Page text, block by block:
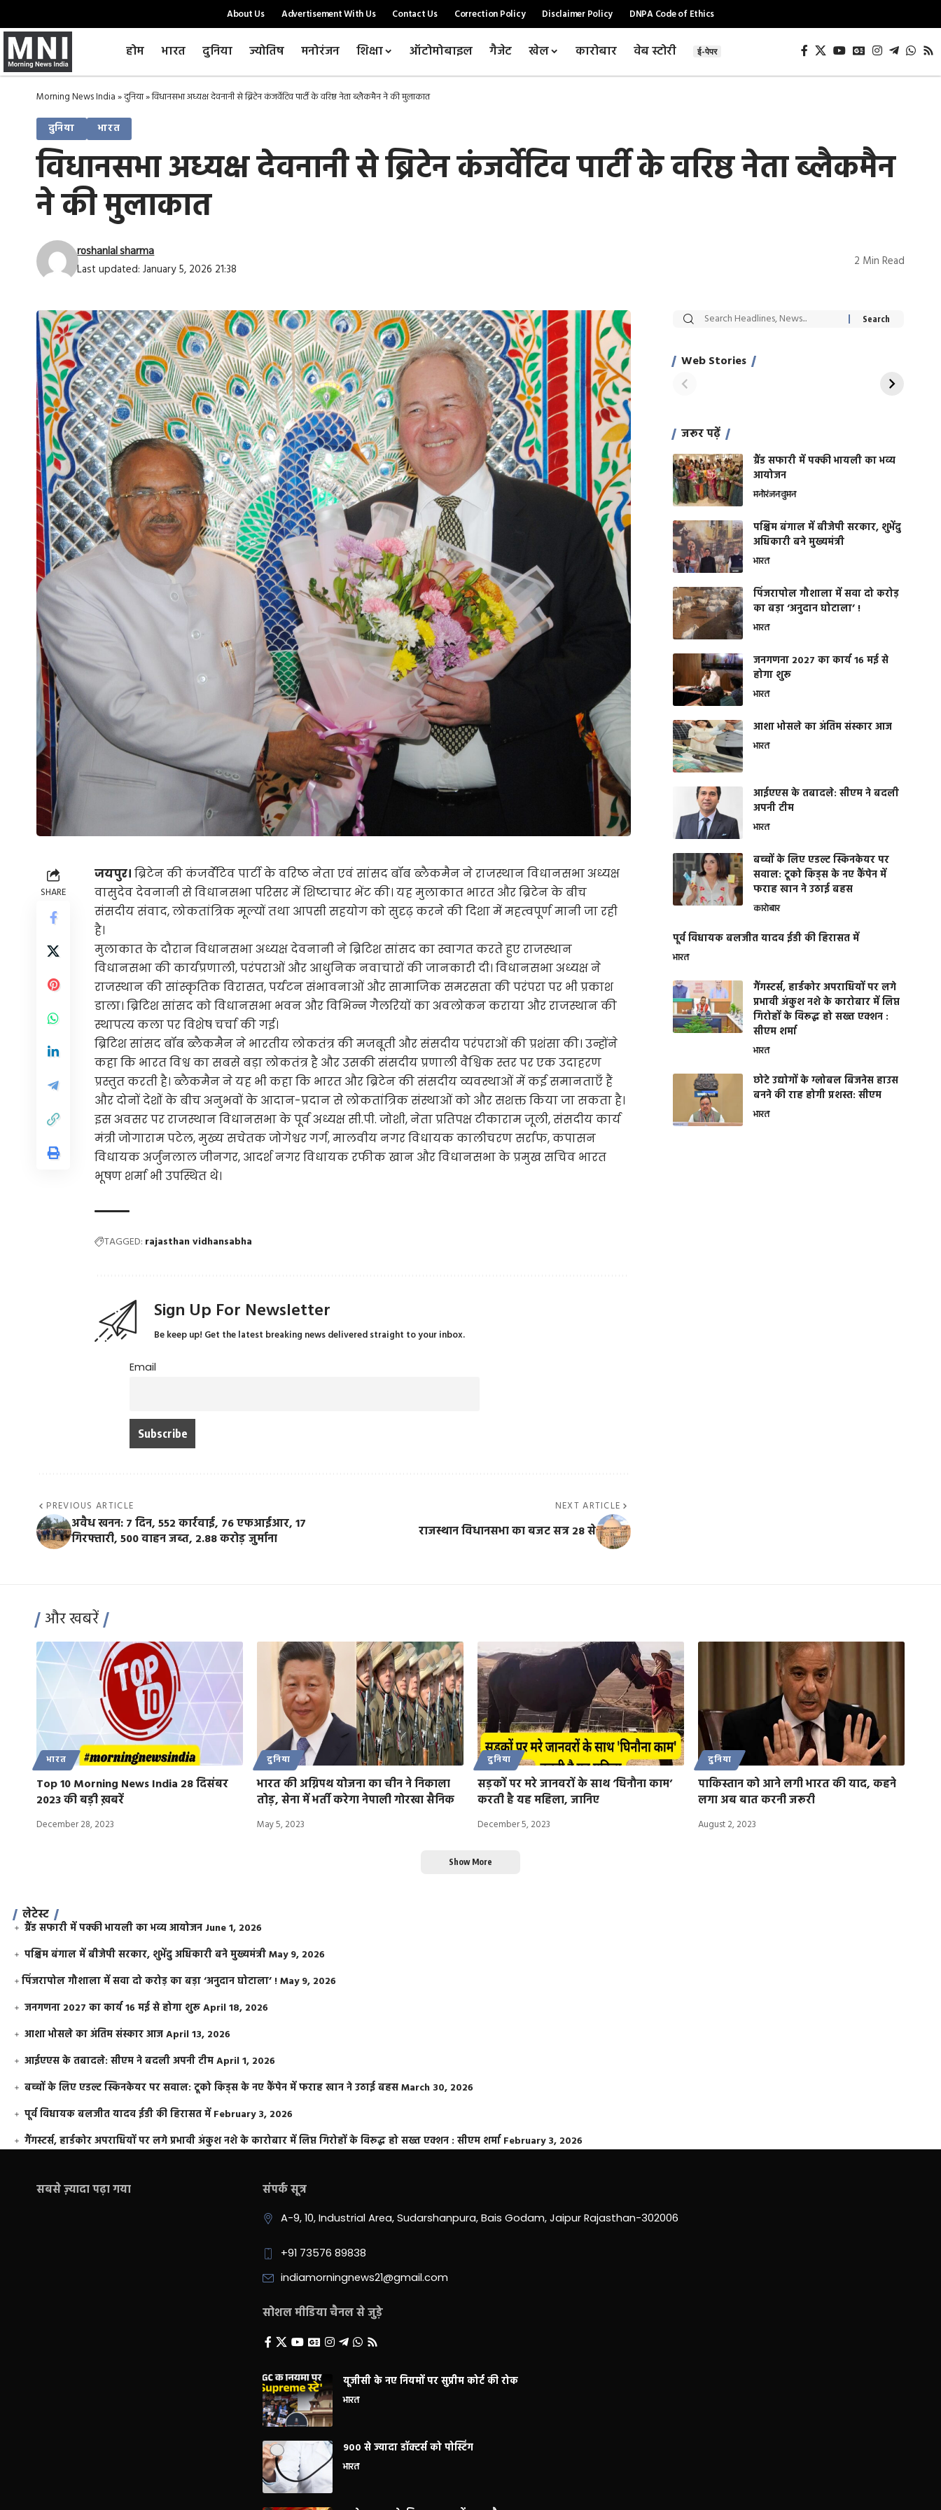
About Us Advertisement With Us Contact Us Correction Policy Disclaimer Policy DNPA Code of Ethics
होम भारत दुनिया ज्योतिष मनोरंजन शिक्षा ऑटोमोबाइल गैजेट खेल कारोबार वेब स्टोरी ई-पेपर
Morning News India»दुनिया»विधानसभा अध्यक्ष देवनानी से ब्रिटेन कंजर्वेटिव पार्टी के वरिष्ठ नेता ब्लैकमैन ने की मुलाकात
दुनिया भारत
विधानसभा अध्यक्ष देवनानी से ब्रिटेन कंजर्वेटिव पार्टी के वरिष्ठ नेता ब्लैकमैन
ने की मुलाकात
Last updated: January 5, 2026 21:38
roshanlal sharma 2 Min Read
SHARE
जयपुर। ब्रिटेन की कंजर्वेटिव पार्टी के वरिष्ठ नेता एवं सांसद बॉब ब्लैकमैन ने राजस्थान विधानसभा अध्यक्ष
वासुदेव देवनानी से विधानसभा परिसर में शिष्टाचार भेंट की। यह मुलाकात भारत और ब्रिटेन के बीच
संसदीय संवाद, लोकतांत्रिक मूल्यों तथा आपसी सहयोग को सुदृढ़ करने की दिशा में महत्वपूर्ण मानी जा रही
है।
मुलाकात के दौरान विधानसभा अध्यक्ष देवनानी ने ब्रिटिश सांसद का स्वागत करते हुए राजस्थान
विधानसभा की कार्यप्रणाली, परंपराओं और आधुनिक नवाचारों की जानकारी दी। विधानसभा अध्यक्ष ने
राजस्थान की सांस्कृतिक विरासत, पर्यटन संभावनाओं और सामाजिक समरसता की परंपरा पर भी प्रकाश
डाला। ब्रिटिश सांसद को विधानसभा भवन और विभिन्न गैलरियों का अवलोकन कराया और राजस्थान की
स्थापत्य कला पर विशेष चर्चा की गई।
ब्रिटिश सांसद बॉब ब्लैकमैन ने भारतीय लोकतंत्र की मजबूती और संसदीय परंपराओं की प्रशंसा की। उन्होंने
कहा कि भारत विश्व का सबसे बड़ा लोकतंत्र है और उसकी संसदीय प्रणाली वैश्विक स्तर पर एक उदाहरण
प्रस्तुत करती है। ब्लैकमैन ने यह भी कहा कि भारत और ब्रिटेन की संसदीय व्यवस्थाओं में कई समानताएँ हैं
और दोनों देशों के बीच अनुभवों के आदान-प्रदान से लोकतांत्रिक संस्थाओं को और सशक्त किया जा सकता है।
इस अवसर पर राजस्थान विधानसभा के पूर्व अध्यक्ष सी.पी. जोशी, नेता प्रतिपक्ष टीकाराम जूली, संसदीय कार्य
मंत्री जोगाराम पटेल, मुख्य सचेतक जोगेश्वर गर्ग, मालवीय नगर विधायक कालीचरण सर्राफ, कपासन
विधायक अर्जुनलाल जीनगर, आदर्श नगर विधायक रफीक खान और विधानसभा के प्रमुख सचिव भारत
भूषण शर्मा भी उपस्थित थे।
TAGGED: rajasthan vidhansabha
Sign Up For Newsletter
Be keep up! Get the latest breaking news delivered straight to your inbox.
Email
PREVIOUS ARTICLE
अवैध खनन: 7 दिन, 552 कार्रवाई, 76 एफआईआर, 17
गिरफ्तारी, 500 वाहन जब्त, 2.88 करोड़ जुर्माना
NEXT ARTICLE
राजस्थान विधानसभा का बजट सत्र 28 से
Web Stories
सट्टेबाजी में अरेस्ट हुए
साहिल खान
रोज एक कच्चे लहसुन
जरूर पढ़ें
ग्रैंड सफारी में पक्की भायली का भव्य
आयोजन
मनोरंजनवुमन
पश्चिम बंगाल में बीजेपी सरकार, शुभेंदु
अधिकारी बने मुख्यमंत्री
भारत
​पिंजरापोल गौशाला में सवा दो करोड़
का बड़ा ‘अनुदान घोटाला’ !
भारत
जनगणना 2027 का कार्य 16 मई से
होगा शुरू
भारत
आशा भोसले का अंतिम संस्कार आज
भारत
आईएएस के तबादले: सीएम ने बदली
अपनी टीम
भारत
बच्चों के लिए एडल्ट स्किनकेयर पर
सवाल: टूको किड्स के नए कैंपेन में
फराह खान ने उठाई बहस
कारोबार
पूर्व विधायक बलजीत यादव ईडी की हिरासत में
भारत
गैंगस्टर्स, हार्डकोर अपराधियों पर लगे
प्रभावी अंकुश नशे के कारोबार में लिप्त
गिरोहों के विरूद्ध हो सख्त एक्शन :
सीएम शर्मा
भारत
छोटे उद्योगों के ग्लोबल बिजनेस हाउस
बनने की राह होगी प्रशस्त: सीएम
भारत
और खबरें
भारत
Top 10 Morning News India 28 दिसंबर
2023 की बड़ी ख़बरें
December 28, 2023
दुनिया
भारत की अग्निपथ योजना का चीन ने निकाला
तोड़, सेना में भर्ती करेगा नेपाली गोरखा सैनिक
May 5, 2023
दुनिया
सड़कों पर मरे जानवरों के साथ ‘घिनौना काम’
करती है यह महिला, जानिए
December 5, 2023
दुनिया
पाकिस्तान को आने लगी भारत की याद, कहने
लगा अब बात करनी जरूरी
August 2, 2023
Show More
लेटेस्ट
ग्रैंड सफारी में पक्की भायली का भव्य आयोजन June 1, 2026
पश्चिम बंगाल में बीजेपी सरकार, शुभेंदु अधिकारी बने मुख्यमंत्रीMay 9, 2026
​पिंजरापोल गौशाला में सवा दो करोड़ का बड़ा ‘अनुदान घोटाला’ !May 9, 2026
जनगणना 2027 का कार्य 16 मई से होगा शुरूApril 18, 2026
आशा भोसले का अंतिम संस्कार आजApril 13, 2026
आईएएस के तबादले: सीएम ने बदली अपनी टीमApril 1, 2026
बच्चों के लिए एडल्ट स्किनकेयर पर सवाल: टूको किड्स के नए कैंपेन में फराह खान ने उठाई बहसMarch 30, 2026
पूर्व विधायक बलजीत यादव ईडी की हिरासत में February 3, 2026
गैंगस्टर्स, हार्डकोर अपराधियों पर लगे प्रभावी अंकुश नशे के कारोबार में लिप्त गिरोहों के विरूद्ध हो सख्त एक्शन : सीएम शर्मा February 3, 2026
सबसे ज़्यादा पढ़ा गया संपर्क सूत्र
A-9, 10, Industrial Area, Sudarshanpura, Bais Godam, Jaipur Rajasthan-302006
+91 73576 89838
indiamorningnews21@gmail.com
सोशल मीडिया चैनल से जुड़े
यूजीसी के नए नियमों पर सुप्रीम कोर्ट की रोक
भारत
900 से ज्यादा डॉक्टर्स को पोस्टिंग
भारत